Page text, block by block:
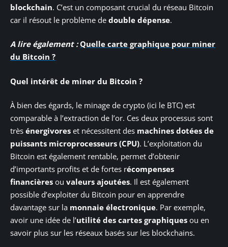
blockchain. C’est un composant crucial du réseau Bitcoin
car il résout le problème de double dépense.
A lire également : Quelle carte graphique pour miner
du Bitcoin ?
Quel intérêt de miner du Bitcoin ?
À bien des égards, le minage de crypto (ici le BTC) est
comparable à l’extraction de l’or. Ces deux processus sont
très énergivores et nécessitent des machines dotées de
puissants microprocesseurs (CPU). L’exploitation du
Bitcoin est également rentable, permet d’obtenir
d’importants profits et de fortes récompenses
financières ou valeurs ajoutées. Il est également
possible d’exploiter du Bitcoin pour en apprendre
davantage sur la monnaie électronique. Par exemple,
avoir une idée de l’utilité des cartes graphiques ou en
savoir plus sur les réseaux basés sur les blockchains.